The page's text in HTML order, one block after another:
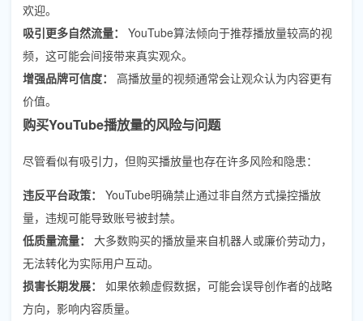
欢迎。
吸引更多自然流量：
YouTube算法倾向于推荐播放量较高的视
频，这可能会间接带来真实观众。
增强品牌可信度：
高播放量的视频通常会让观众认为内容更有
价值。
购买YouTube播放量的风险与问题
尽管看似有吸引力，但购买播放量也存在许多风险和隐患：
违反平台政策：
YouTube明确禁止通过非自然方式操控播放
量，违规可能导致账号被封禁。
低质量流量：
大多数购买的播放量来自机器人或廉价劳动力，
无法转化为实际用户互动。
损害长期发展：
如果依赖虚假数据，可能会误导创作者的战略
方向，影响内容质量。